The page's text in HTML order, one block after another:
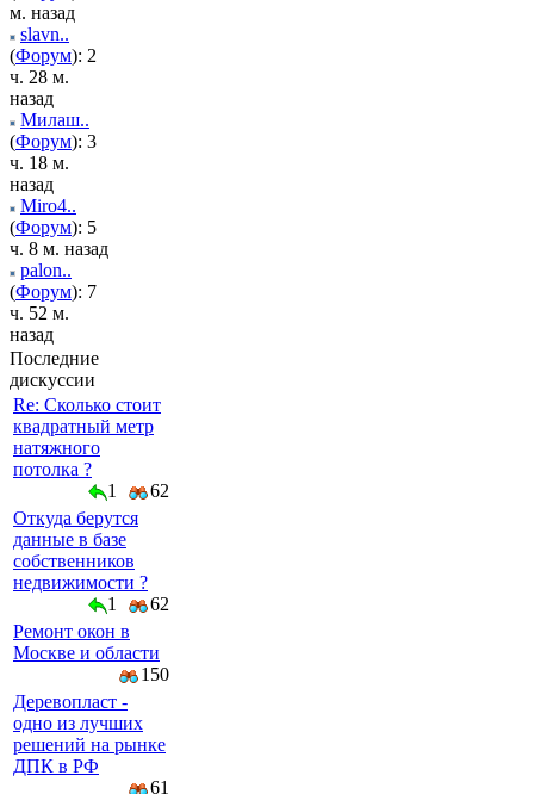
м. назад
slavn..
(Форум): 2
ч. 28 м.
назад
Милаш..
(Форум): 3
ч. 18 м.
назад
Miro4..
(Форум): 5
ч. 8 м. назад
palon..
(Форум): 7
ч. 52 м.
назад
Последние
дискуссии
Re: Сколько стоит
квадратный метр
натяжного
потолка ?
1
62
Откуда берутся
данные в базе
собственников
недвижимости ?
1
62
Ремонт окон в
Москве и области
150
Деревопласт -
одно из лучших
решений на рынке
ДПК в РФ
61